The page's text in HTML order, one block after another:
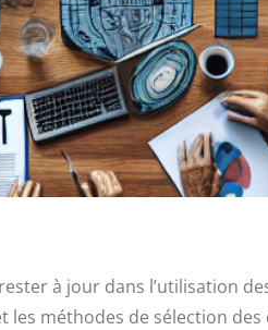
à jour dans l’utilisation
méthodes de sélection des